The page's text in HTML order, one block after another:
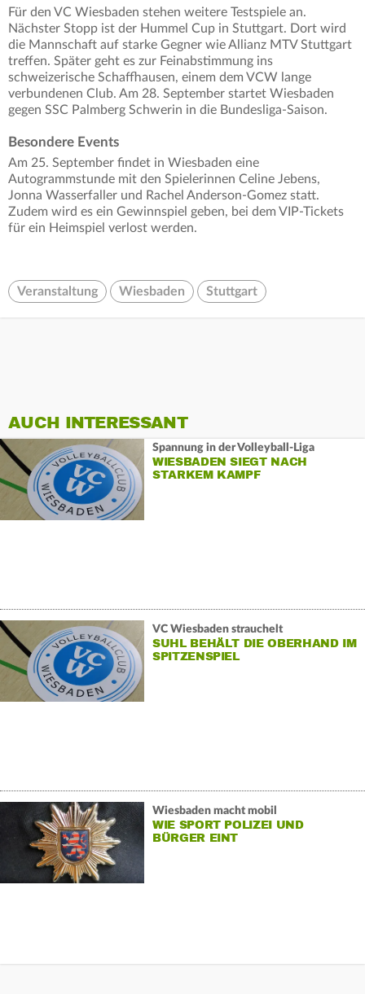
Für den VC Wiesbaden stehen weitere Testspiele an.
Nächster Stopp ist der Hummel Cup in Stuttgart. Dort wird
die Mannschaft auf starke Gegner wie Allianz MTV Stuttgart
treffen. Später geht es zur Feinabstimmung ins
schweizerische Schaffhausen, einem dem VCW lange
verbundenen Club. Am 28. September startet Wiesbaden
gegen SSC Palmberg Schwerin in die Bundesliga-Saison.
Besondere Events
Am 25. September findet in Wiesbaden eine
Autogrammstunde mit den Spielerinnen Celine Jebens,
Jonna Wasserfaller und Rachel Anderson-Gomez statt.
Zudem wird es ein Gewinnspiel geben, bei dem VIP-Tickets
für ein Heimspiel verlost werden.
Veranstaltung Wiesbaden Stuttgart
AUCH INTERESSANT
Spannung in der Volleyball-Liga
WIESBADEN SIEGT NACH
STARKEM KAMPF
VC Wiesbaden strauchelt
SUHL BEHÄLT DIE OBERHAND IM
SPITZENSPIEL
Wiesbaden macht mobil
WIE SPORT POLIZEI UND
BÜRGER EINT